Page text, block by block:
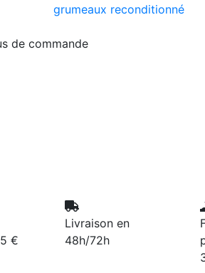
grumeaux reconditionné
de commande
€
Livraison en
48h/72h